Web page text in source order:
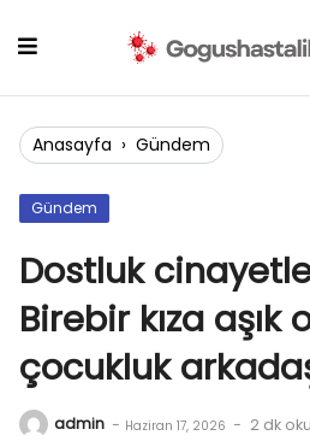
Anasayfa › Gündem
Gündem
Dostluk
Birebir kıza aşık
çocukluk
admin - Haziran 17, 2026 - 2 dk